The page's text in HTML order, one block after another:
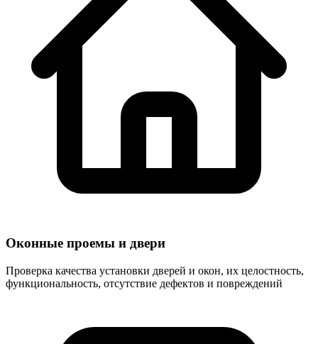
Оконные проемы и двери
Проверка качества установки дверей и окон, их целостность,
функциональность, отсутствие дефектов и повреждений